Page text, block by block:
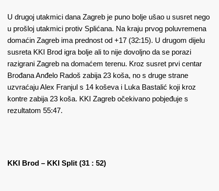
U drugoj utakmici dana Zagreb je puno bolje ušao u susret nego
u prošloj utakmici protiv Splićana. Na kraju prvog poluvremena
domaćin Zagreb ima prednost od +17 (32:15). U drugom dijelu
susreta KKI Brod igra bolje ali to nije dovoljno da se porazi
razigrani Zagreb na domaćem terenu. Kroz susret prvi centar
Brođana Anđelo Radoš zabija 23 koša, no s druge strane
uzvraćaju Alex Franjul s 14 koševa i Luka Bastalić koji kroz
kontre zabija 23 koša. KKI Zagreb očekivano pobjeđuje s
rezultatom 55:47.
KKI Brod – KKI Split (31 : 52)